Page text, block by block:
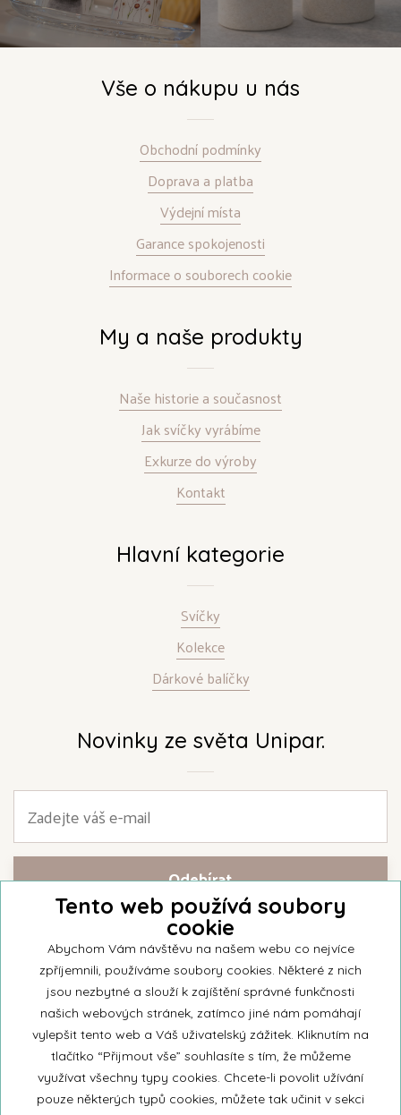
Vše o nákupu u nás
Obchodní podmínky
Doprava a platba
Výdejní místa
Garance spokojenosti
Informace o souborech cookie
My a naše produkty
Naše historie a současnost
Jak svíčky vyrábíme
Exkurze do výroby
Kontakt
Hlavní kategorie
Svíčky
Kolekce
Dárkové balíčky
Novinky ze světa Unipar.
Přihlašte se k našemu newsletteru a buďte jako první informováni o
nejnovějších kolekcích svíček a aktualitách z rodinné firmy Unipar.
© 2026 Unipar
+420 571 651 531
Tento web používá soubory
cookie
Abychom Vám návštěvu na našem webu co nejvíce
zpříjemnili, používáme soubory cookies. Některé z nich
jsou nezbytné a slouží k zajíštění správné funkčnosti
našich webových stránek, zatímco jiné nám pomáhají
vylepšit tento web a Váš uživatelský zážitek. Kliknutím na
tlačítko “Přijmout vše” souhlasíte s tím, že můžeme
využívat všechny typy cookies. Chcete-li povolit užívání
pouze některých typů cookies, můžete tak učinit v sekci